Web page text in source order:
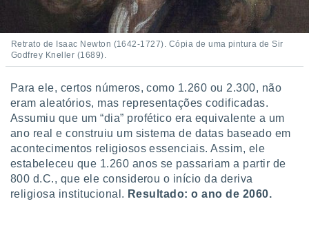
qualquer
na
o
de
ou aceder
num
Retrato de Isaac Newton (1642-1727). Cópia de uma pintura de Sir
Godfrey Kneller (1689).
Para ele, certos números, como 1.260 ou 2.300, não
eram aleatórios, mas representações codificadas.
Assumiu que um “dia” profético era equivalente a um
ano real e construiu um sistema de datas baseado em
acontecimentos religiosos essenciais. Assim, ele
estabeleceu que 1.260 anos se passariam a partir de
800 d.C., que ele considerou o início da deriva
religiosa institucional. Resultado: o ano de 2060.